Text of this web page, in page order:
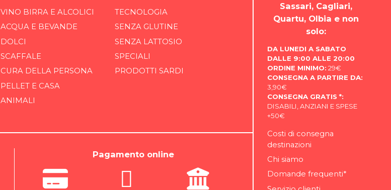
VINO BIRRA E ALCOLICI
ACQUA E BEVANDE
DOLCI
SCAFFALE
CURA DELLA PERSONA
PELLET E CASA
ANIMALI
TECNOLOGIA
SENZA GLUTINE
SENZA LATTOSIO
SPECIALI
PRODOTTI SARDI
Pagamento online
Sassari, Cagliari,
Quartu, Olbia e non
solo:
DA LUNEDI A SABATO
DALLE 9:00 ALLE 20:00
ORDINE MINIMO: 29€
CONSEGNA A PARTIRE DA:
3,90€
CONSEGNA GRATIS *:
DISABILI, ANZIANI E SPESE
+50€
Costi di consegna
destinazioni
Chi siamo
Domande frequenti*